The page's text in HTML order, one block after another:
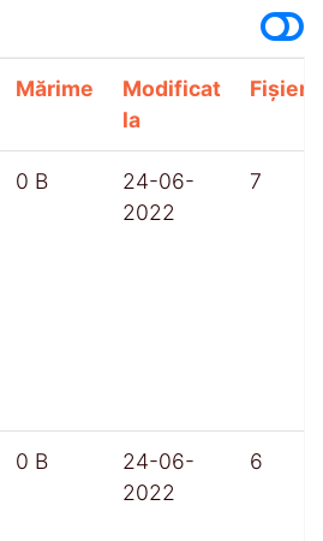
Mărime
Modificat
la
Fișiere
0 B
24-06-
2022
7
0 B
24-06-
2022
6